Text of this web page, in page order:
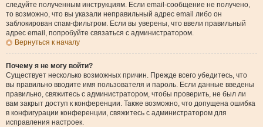
следуйте полученным инструкциям. Если email-сообщение не получено,
то возможно, что вы указали неправильный адрес email либо он
заблокирован спам-фильтром. Если вы уверены, что ввели правильный
адрес email, попробуйте связаться с администратором.
Вернуться к началу
Почему я не могу войти?
Существует несколько возможных причин. Прежде всего убедитесь, что
вы правильно вводите имя пользователя и пароль. Если данные введены
правильно, свяжитесь с администратором, чтобы проверить, не был ли
вам закрыт доступ к конференции. Также возможно, что допущена ошибка
в конфигурации конференции, свяжитесь с администратором для
исправления настроек.